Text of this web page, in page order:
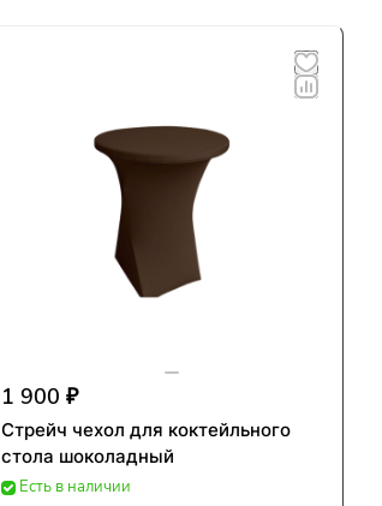
1 900 ₽
Стрейч чехол для коктейльного
стола шоколадный
Есть в наличии